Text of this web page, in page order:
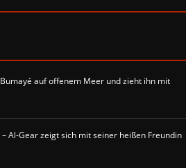
auf offenem Meer und zieht ihn mit
Al-Gear zeigt sich mit seiner heißen Freundin